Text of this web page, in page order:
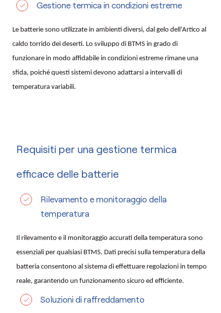
Gestione termica in condizioni estreme
Le batterie sono utilizzate in ambienti diversi, dal gelo dell'Artico al
caldo torrido dei deserti. Lo sviluppo di BTMS in grado di
funzionare in modo affidabile in condizioni estreme rimane una
sfida, poiché questi sistemi devono adattarsi a intervalli di
temperatura variabili.
Requisiti per una gestione termica
efficace delle batterie
Rilevamento e monitoraggio della
temperatura
Il rilevamento e il monitoraggio accurati della temperatura sono
essenziali per qualsiasi BTMS. Dati precisi sulla temperatura della
batteria consentono al sistema di effettuare regolazioni in tempo
reale, garantendo un funzionamento sicuro ed efficiente.
Soluzioni di raffreddamento